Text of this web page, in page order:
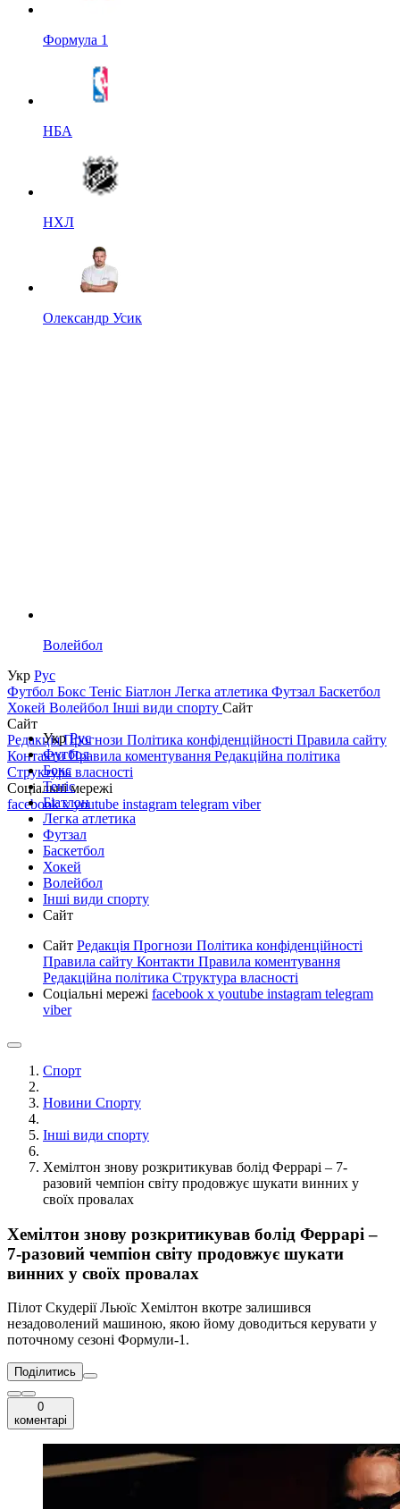
Формула 1
НБА
НХЛ
Олександр Усик
Волейбол
Укр Рус
Футбол Бокс Теніс Біатлон Легка атлетика Футзал Баскетбол
Хокей Волейбол Інші види спорту Сайт
Сайт
РедакціяПрогнози Політика конфіденційності Правила сайту
КонтактиПравила коментування Редакційна політика
Структура власності
Соціальні мережі
facebookxyoutube instagram telegram viber
УкрРус
Футбол
Бокс
Теніс
Біатлон
Легка атлетика
Футзал
Баскетбол
Хокей
Волейбол
Інші види спорту
Сайт
Сайт Редакція Прогнози Політика конфіденційності
Правила сайту Контакти Правила коментування
Редакційна політика Структура власності
Соціальні мережі facebook x youtube instagram telegram
viber
Спорт
Новини Спорту
Інші види спорту
Хемілтон знову розкритикував болід Феррарі – 7-
разовий чемпіон світу продовжує шукати винних у
своїх провалах
Хемілтон знову розкритикував болід Феррарі –
7-разовий чемпіон світу продовжує шукати
винних у своїх провалах
Пілот Скудерії Льюїс Хемілтон вкотре залишився
незадоволений машиною, якою йому доводиться керувати у
поточному сезоні Формули-1.
Поділитись
0
коментарі